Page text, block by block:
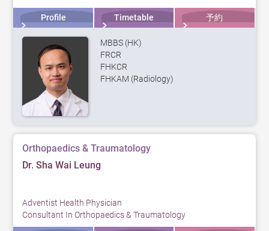
Profile Timetable 予約
MBBS (HK)
FRCR
FHKCR
FHKAM (Radiology)
Orthopaedics & Traumatology
Dr. Sha Wai Leung
Adventist Health Physician
Consultant In Orthopaedics & Traumatology